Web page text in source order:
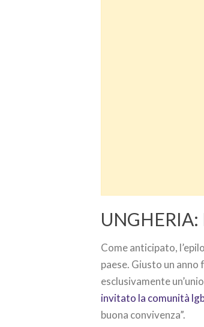
Come anticipato,
paese. Giusto un
esclusivamente
invitato la comunità
buona convivenza”.